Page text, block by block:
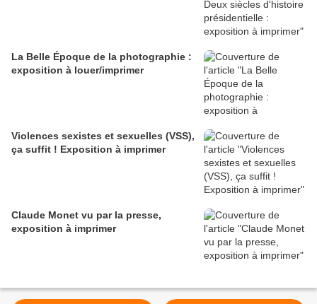
La Belle Époque de la photographie :
exposition à louer/imprimer
Violences sexistes et sexuelles (VSS),
ça suffit ! Exposition à imprimer
Claude Monet vu par la presse,
exposition à imprimer